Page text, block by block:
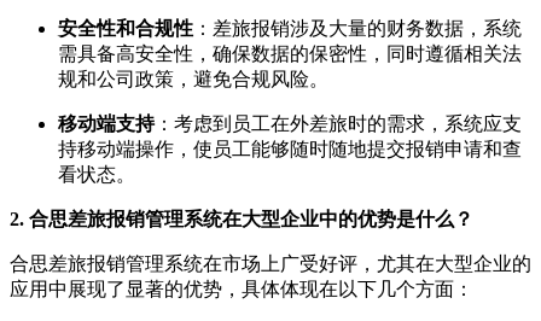
安全性和合规性 ：差旅报销涉及大量的财务数据，系统
需具备高安全性，确保数据的保密性，同时遵循相关法
规和公司政策，避免合规风险。
移动端支持：考虑到员工在外差旅时的需求，系统应支
持移动端操作，使员工能够随时随地提交报销申请和查
看状态。
2. 合思差旅报销管理系统在大型企业中的优势是什么？
合思差旅报销管理系统在市场上广受好评，尤其在大型企业的
应用中展现了显著的优势，具体体现在以下几个方面：